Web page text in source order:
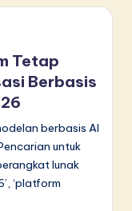
Tetap
Berbasis
berbasis AI
untuk
lunak
‘platform